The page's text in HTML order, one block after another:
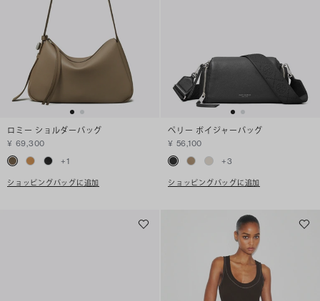
ロミー ショルダーバッグ
¥ 69,300
+1
ショッピングバッグに追加
ペリー ボイジャーバッグ
¥ 56,100
+3
ショッピングバッグに追加